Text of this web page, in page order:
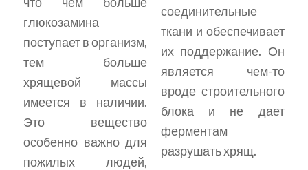
глюкозамина
поступает в организм,
тем больше
хрящевой массы
имеется в наличии.
Это вещество
особенно важно для
пожилых людей,
соединительные
ткани и обеспечивает
их поддержание. Он
является чем-то
вроде строительного
блока и не дает
ферментам
разрушать хрящ.